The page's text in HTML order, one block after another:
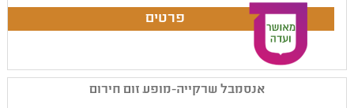
אנסמבל שרקייה-מופע זום חירום